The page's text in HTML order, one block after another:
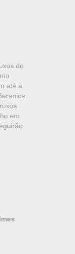
do
até a
em